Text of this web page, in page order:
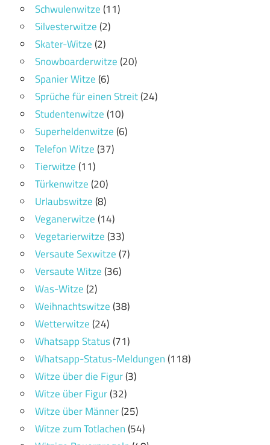
Schwulenwitze(11)
Silvesterwitze(2)
Skater-Witze(2)
Snowboarderwitze(20)
Spanier Witze(6)
Sprüche für einen Streit(24)
Studentenwitze(10)
Superheldenwitze(6)
Telefon Witze(37)
Tierwitze(11)
Türkenwitze(20)
Urlaubswitze(8)
Veganerwitze(14)
Vegetarierwitze(33)
Versaute Sexwitze(7)
Versaute Witze(36)
Was-Witze(2)
Weihnachtswitze(38)
Wetterwitze(24)
Whatsapp Status(71)
Whatsapp-Status-Meldungen(118)
Witze über die Figur(3)
Witze über Figur(32)
Witze über Männer(25)
Witze zum Totlachen(54)